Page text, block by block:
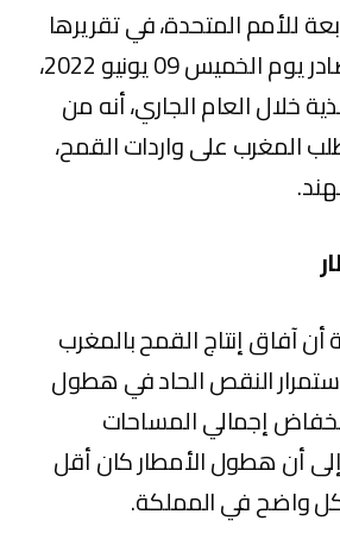
للأمم المتحدة، في تقريرها
نصف السنوي الصادر يوم الخميس 09 يونيو 2022،
خلال العام الجاري، أنه من
المغرب على واردات القمح،
آفاق إنتاج القمح بالمغرب
النقص الحاد في هطول
إجمالي المساحات
أن هطول الأمطار كان أقل
واضح في المملكة.